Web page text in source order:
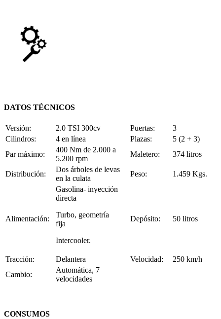
DATOS TÉCNICOS
Versión: 2.0 TSI 300cv Puertas:
3
Cilindros:
4 en línea Plazas:
5 (2 + 3)
Par máximo:
400 Nm de 2.000 a
5.200 rpm
Maletero: 374 litros
Distribución:
Dos árboles de levas
en la culata
Peso: 1.459 Kgs.
Alimentación:
Gasolina- inyección
directa
Turbo, geometría
fija
Intercooler.
Depósito: 50 litros
Tracción: Delantera Velocidad:
250 km/h
Cambio:
Automática, 7
velocidades
CONSUMOS